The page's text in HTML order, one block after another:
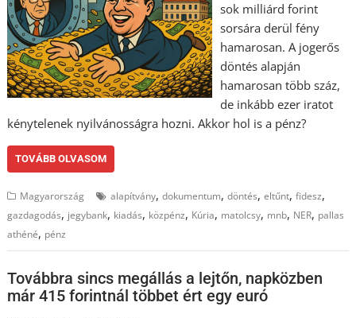
sok milliárd forint
sorsára derül fény
hamarosan. A jogerős
döntés alapján
hamarosan több száz,
de inkább ezer iratot
kénytelenek nyilvánosságra hozni. Akkor hol is a pénz?
TOVÁBB OLVASOM
Magyarország alapítvány,dokumentum,döntés,eltűnt,fidesz,
gazdagodás, jegybank, kiadás, közpénz, Kúria, matolcsy, mnb, NER, pallas
athéné, pénz
Továbbra sincs megállás a lejtőn, napközben
már 415 forintnál többet ért egy euró